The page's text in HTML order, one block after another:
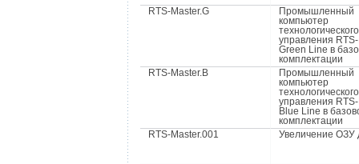
RTS-Master.G
Промышленный
компьютер
технологического
управления
Green Line в
комплектации
RTS-Master.В
Промышленный
компьютер
технологического
управления
Blue Line в
комплектации
RTS-Master.001
Увеличение ОЗУ